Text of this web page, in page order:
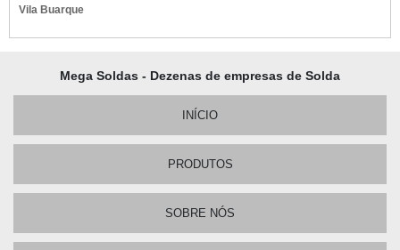
Vila Buarque
Mega Soldas - Dezenas de empresas de Solda
INÍCIO
PRODUTOS
SOBRE NÓS